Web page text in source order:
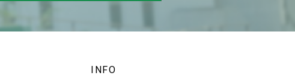
INFO